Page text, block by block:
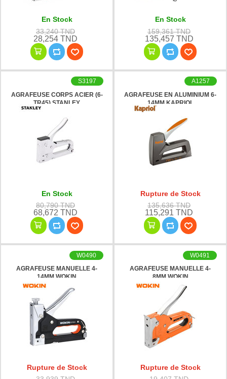
En Stock
33,240 TND
28,254 TND
En Stock
159,361 TND
135,457 TND
AGRAFEUSE CORPS ACIER (6-
TR45) STANLEY
S3197
En Stock
80,790 TND
68,672 TND
AGRAFEUSE EN ALUMINIUM 6-
14MM KAPRIOL
A1257
Rupture de Stock
135,636 TND
115,291 TND
AGRAFEUSE MANUELLE 4-
14MM WOKIN
W0490
Rupture de Stock
AGRAFEUSE MANUELLE 4-
8MM WOKIN
W0491
Rupture de Stock